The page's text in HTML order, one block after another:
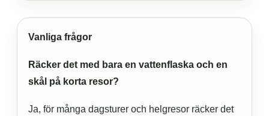
Vanliga frågor
Räcker det med bara en vattenflaska och en
skål på korta resor?
Ja, för många dagsturer och helgresor räcker det